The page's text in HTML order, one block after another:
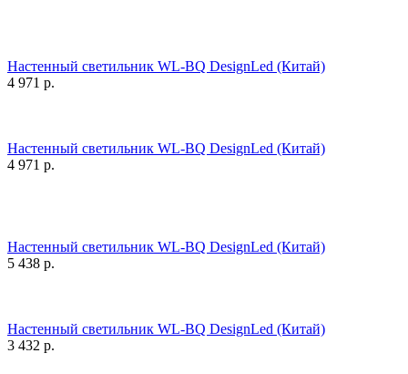
Настенный светильник WL-BQ DesignLed (Китай)
4 971 р.
Настенный светильник WL-BQ DesignLed (Китай)
4 971 р.
Настенный светильник WL-BQ DesignLed (Китай)
5 438 р.
Настенный светильник WL-BQ DesignLed (Китай)
3 432 р.